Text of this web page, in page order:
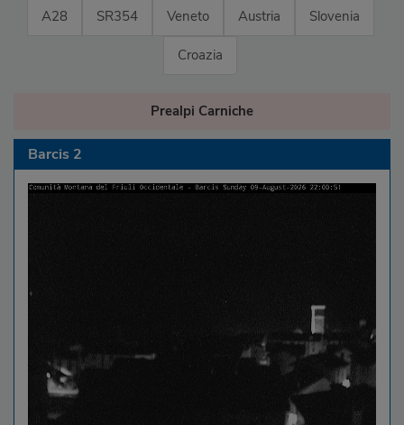
A28 SR354 Veneto Austria Slovenia
Croazia
Prealpi Carniche
Barcis 2